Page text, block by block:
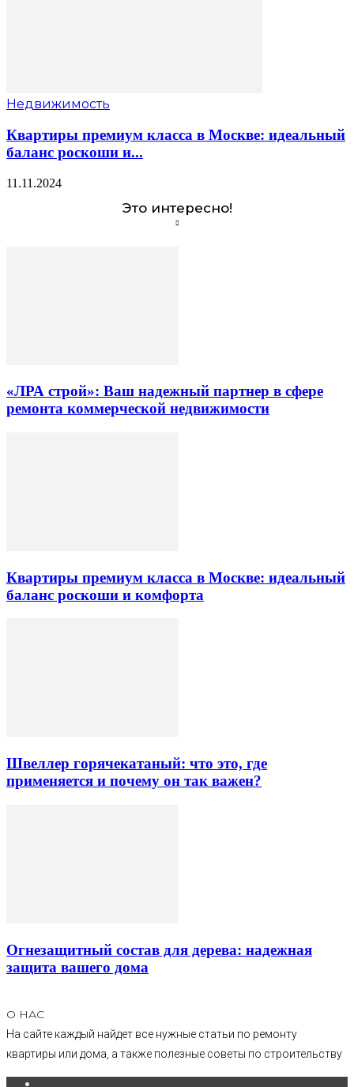
Недвижимость
Квартиры премиум класса в Москве: идеальный
баланс роскоши и...
11.11.2024
Это интересно!
«ЛРА строй»: Ваш надежный партнер в сфере
ремонта коммерческой недвижимости
Квартиры премиум класса в Москве: идеальный
баланс роскоши и комфорта
Швеллер горячекатаный: что это, где
применяется и почему он так важен?
Огнезащитный состав для дерева: надежная
защита вашего дома
О НАС
На сайте каждый найдет все нужные статьи по ремонту
квартиры или дома, а также полезные советы по строительству